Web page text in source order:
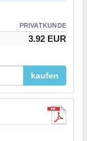
PRIVATKUNDE
3.92 EUR
kaufen